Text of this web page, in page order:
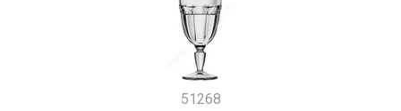
51268